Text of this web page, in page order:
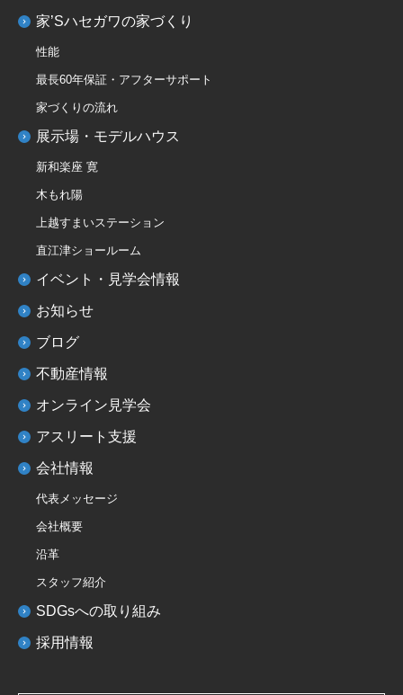
家’Sハセガワの家づくり
性能
最長60年保証・アフターサポート
家づくりの流れ
展示場・モデルハウス
新和楽座 寛
木もれ陽
上越すまいステーション
直江津ショールーム
イベント・見学会情報
お知らせ
ブログ
不動産情報
オンライン見学会
アスリート支援
会社情報
代表メッセージ
会社概要
沿革
スタッフ紹介
SDGsへの取り組み
採用情報